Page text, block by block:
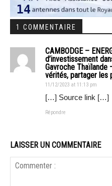
1 COMMENTAIRE
CAMBODGE –
d’investissement
Gavroche Thaïlande
vérités, partager les
11/12/2023 at 11:13 pm
[…] Source link […]
Répondre
LAISSER UN COMMENTAIRE